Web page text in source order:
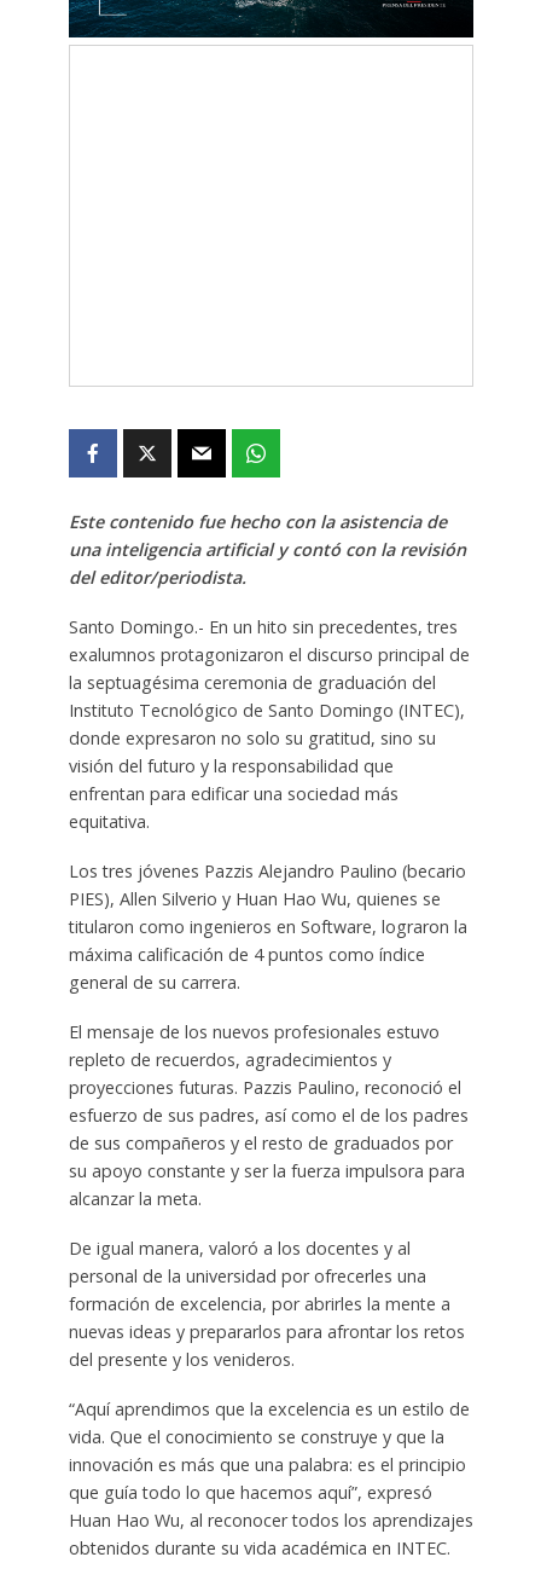
Este contenido fue hecho con la asistencia de
una inteligencia artificial y contó con la revisión
del editor/periodista.
Santo Domingo.- En un hito sin precedentes, tres
exalumnos protagonizaron el discurso principal de
la septuagésima ceremonia de graduación del
Instituto Tecnológico de Santo Domingo (INTEC),
donde expresaron no solo su gratitud, sino su
visión del futuro y la responsabilidad que
enfrentan para edificar una sociedad más
equitativa.
Los tres jóvenes Pazzis Alejandro Paulino (becario
PIES), Allen Silverio y Huan Hao Wu, quienes se
titularon como ingenieros en Software, lograron la
máxima calificación de 4 puntos como índice
general de su carrera.
El mensaje de los nuevos profesionales estuvo
repleto de recuerdos, agradecimientos y
proyecciones futuras. Pazzis Paulino, reconoció el
esfuerzo de sus padres, así como el de los padres
de sus compañeros y el resto de graduados por
su apoyo constante y ser la fuerza impulsora para
alcanzar la meta.
De igual manera, valoró a los docentes y al
personal de la universidad por ofrecerles una
formación de excelencia, por abrirles la mente a
nuevas ideas y prepararlos para afrontar los retos
del presente y los venideros.
“Aquí aprendimos que la excelencia es un estilo de
vida. Que el conocimiento se construye y que la
innovación es más que una palabra: es el principio
que guía todo lo que hacemos aquí”, expresó
Huan Hao Wu, al reconocer todos los aprendizajes
obtenidos durante su vida académica en INTEC.